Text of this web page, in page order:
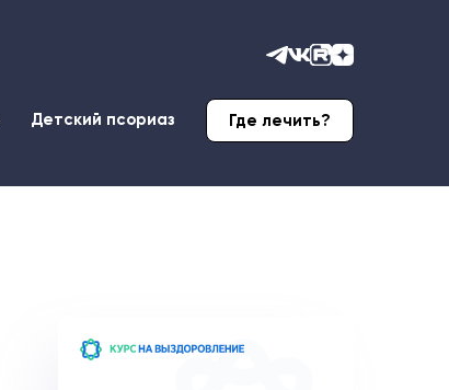
Детский псориаз Где лечить?